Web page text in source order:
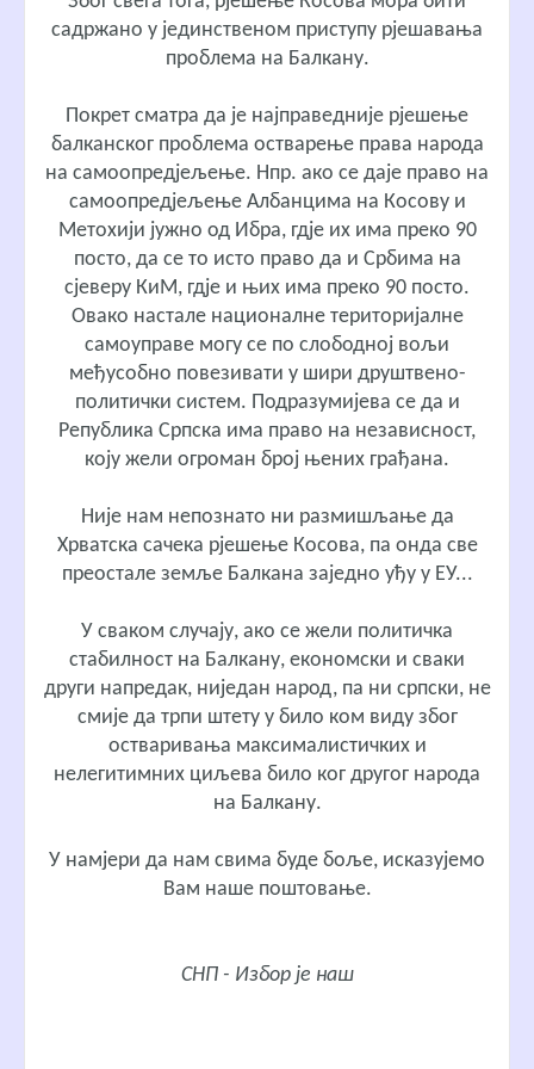
садржано у јединственом приступу рјешавања
проблема на Балкану.
Покрет сматра да је најправедније рјешење
балканског проблема остварење права народа
на самоопредјељење. Нпр. ако се даје право на
самоопредјељење Албанцима на Косову и
Метохији јужно од Ибра, гдје их има преко 90
посто, да се то исто право да и Србима на
сјеверу КиМ, гдје и њих има преко 90 посто.
Овако настале националне територијалне
самоуправе могу се по слободној вољи
међусобно повезивати у шири друштвено-
политички систем. Подразумијева се да и
Република Српска има право на независност,
коју жели огроман број њених грађана.
Није нам непознато ни размишљање да
Хрватска сачека рјешење Косова, па онда све
преостале земље Балкана заједно уђу у ЕУ...
У сваком случају, ако се жели политичка
стабилност на Балкану, економски и сваки
други напредак, ниједан народ, па ни српски, не
смије да трпи штету у било ком виду због
остваривања максималистичких и
нелегитимних циљева било ког другог народа
на Балкану.
У намјери да нам свима буде боље, исказујемо
Вам наше поштовање.
СНП - Избор је наш